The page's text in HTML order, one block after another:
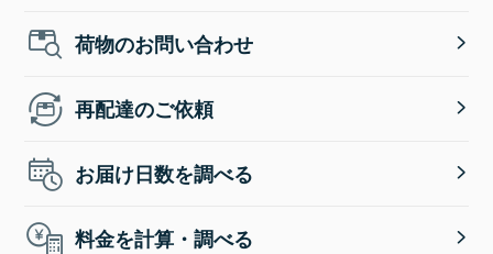
荷物のお問い合わせ
再配達のご依頼
お届け日数を調べる
料金を計算・調べる